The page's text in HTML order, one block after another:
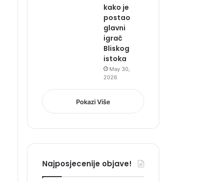
kako je
postao
glavni
igrač
Bliskog
istoka
May 30,
2026
Pokazi Više
Najposjecenije objave!